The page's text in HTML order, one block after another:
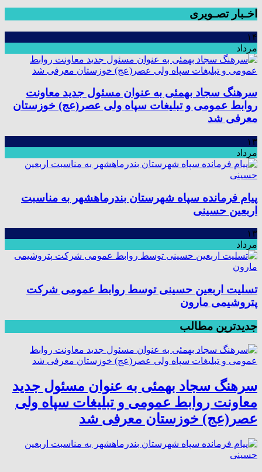
اخـبار تصـویری
۱۴
مرداد
سرهنگ سجاد بهمئی به عنوان مسئول جدید معاونت
روابط عمومی و تبلیغات سپاه ولی عصر(عج) خوزستان
معرفی شد
۱۳
مرداد
پیام فرمانده سپاه شهرستان بندرماهشهر به مناسبت
اربعین حسینی
۱۳
مرداد
تسلیت اربعین حسینی توسط روابط عمومی شرکت
پتروشیمی مارون
جدیدترین مطالب
سرهنگ سجاد بهمئی به عنوان مسئول جدید
معاونت روابط عمومی و تبلیغات سپاه ولی
عصر(عج) خوزستان معرفی شد